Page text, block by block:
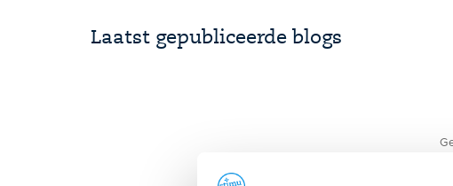
Laatst gepubliceerde blogs